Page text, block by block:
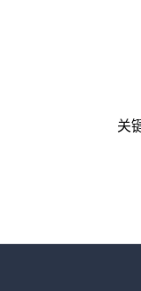
关